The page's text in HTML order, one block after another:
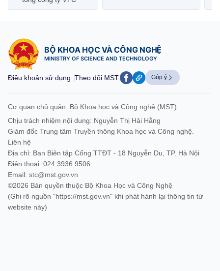
BỘ KHOA HỌC VÀ CÔNG NGHỆ
MINISTRY OF SCIENCE AND TECHNOLOGY
Điều khoản sử dụng Theo dõi MST: Góp ý
Cơ quan chủ quản: Bộ Khoa học và Công nghệ (MST)
Chịu trách nhiệm nội dung: Nguyễn Thị Hải Hằng
Giám đốc Trung tâm Truyền thông Khoa học và Công nghệ.
Liên hệ
Địa chỉ: Ban Biên tập Cổng TTĐT - 18 Nguyễn Du, TP. Hà Nội
Điện thoại: 024 3936 9506
Email: stc@mst.gov.vn
©2026 Bản quyền thuộc Bộ Khoa Học và Công Nghệ
(Ghi rõ nguồn "https://mst.gov.vn" khi phát hành lại thông tin từ
website này)